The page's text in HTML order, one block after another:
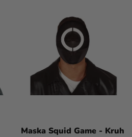
Maska Squid Game - Kruh